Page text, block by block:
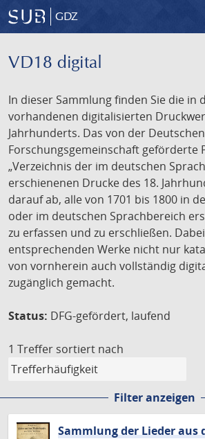
GDZ
VD18 digital
In dieser Sammlung finden Sie die in
vorhandenen digitalisierten
Jahrhunderts. Das von der Deutschen
Forschungsgemeinschaft geförderte
„Verzeichnis der im deutschen
erschienenen Drucke des 18.
darauf ab, alle von 1701 bis 1800 in
oder im deutschen Sprachbereich
zu erfassen und zu erschließen.
entsprechenden Werke nicht nur
von vornherein auch vollständig
zugänglich gemacht.
Status: DFG-gefördert, laufend
1 Treffer sortiert nach
Filter anzeigen
Sammlung der Lieder aus